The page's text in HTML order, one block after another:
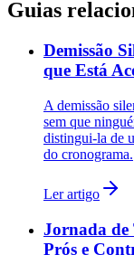
Guias
Demissão
que Está
A demissão
sem que
distingui-la de
do cronograma.
Ler artigo
Jornada de
Prós e